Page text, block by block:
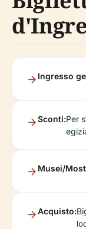
Ingresso
Sconti:Per
Musei/
Acquisto: